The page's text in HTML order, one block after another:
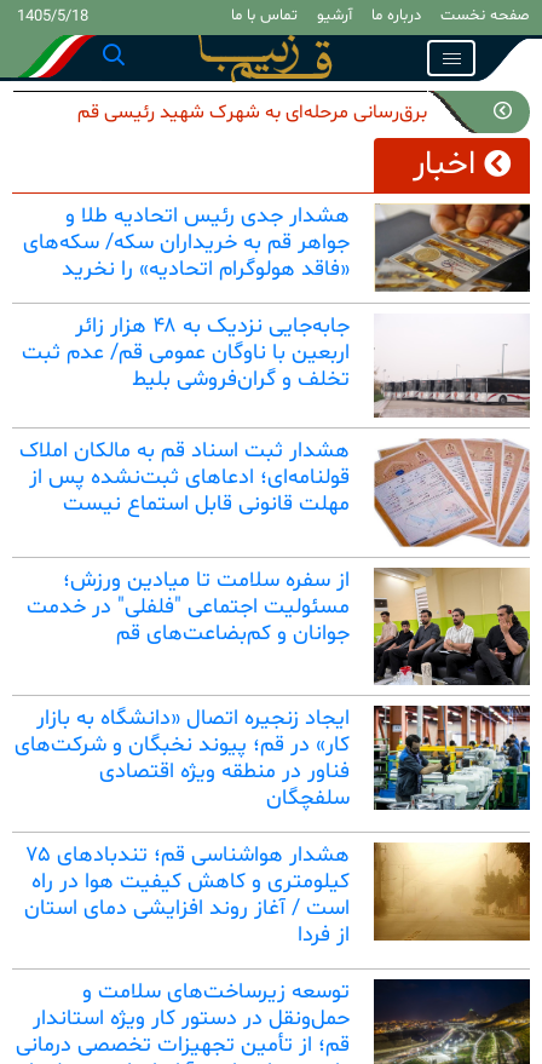
صفحه نخست درباره ما آرشیو تماس با ما 1405/5/18
Toggle navigation
برق‌رسانی مرحله‌ای به شهرک شهید رئیسی قم
اخبار
هشدار جدی رئیس اتحادیه طلا و
جواهر قم به خریداران سکه/ سکه‌های
«فاقد هولوگرام اتحادیه» را نخرید
جابه‌جایی نزدیک به ۴۸ هزار زائر
اربعین با ناوگان عمومی قم/ عدم ثبت
تخلف و گران‌فروشی بلیط
هشدار ثبت اسناد قم به مالکان املاک
قولنامه‌ای؛ ادعاهای ثبت‌نشده پس از
مهلت قانونی قابل استماع نیست
از سفره سلامت تا میادین ورزش؛
مسئولیت اجتماعی "فلفلی" در خدمت
جوانان و کم‌بضاعت‌های قم
ایجاد زنجیره اتصال «دانشگاه به بازار
کار» در قم؛ پیوند نخبگان و شرکت‌های
فناور در منطقه ویژه اقتصادی
سلفچگان
هشدار هواشناسی قم؛ تندبادهای ۷۵
کیلومتری و کاهش کیفیت هوا در راه
است / آغاز روند افزایشی دمای استان
از فردا
توسعه زیرساخت‌های سلامت و
حمل‌ونقل در دستور کار ویژه استاندار
قم؛ از تأمین تجهیزات تخصصی درمانی